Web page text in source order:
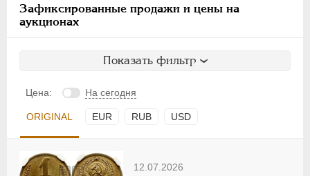
Зафиксированные продажи и цены на
аукционах
Показать фильтр
Цена: На сегодня
ORIGINAL EUR RUB USD
12.07.2026